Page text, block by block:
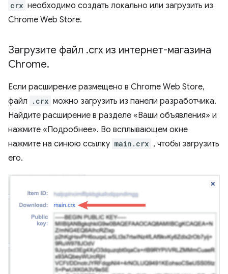
crx необходимо создать локально или загрузить из
Chrome Web Store.
Загрузите файл .crx из интернет-магазина
Chrome.
Если расширение размещено в Chrome Web Store,
файл
.crx можно загрузить из панели разработчика.
Найдите расширение в разделе «Ваши объявления» и
нажмите «Подробнее». Во всплывающем окне
нажмите на синюю ссылку main.crx , чтобы загрузить
его.